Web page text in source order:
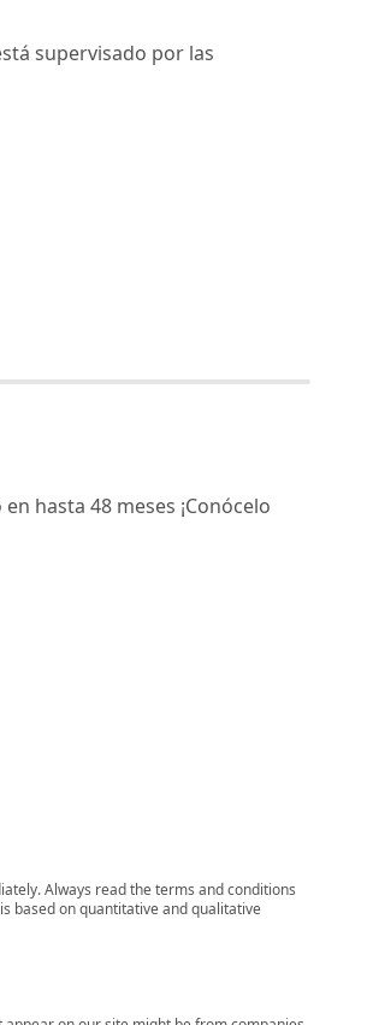
supervisado por las
hasta 48 meses ¡Conócelo
Always read the terms and conditions
based on quantitative and qualitative